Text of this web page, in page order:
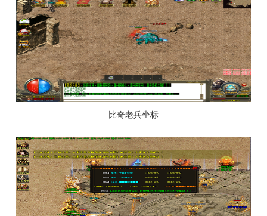
比奇老兵坐标